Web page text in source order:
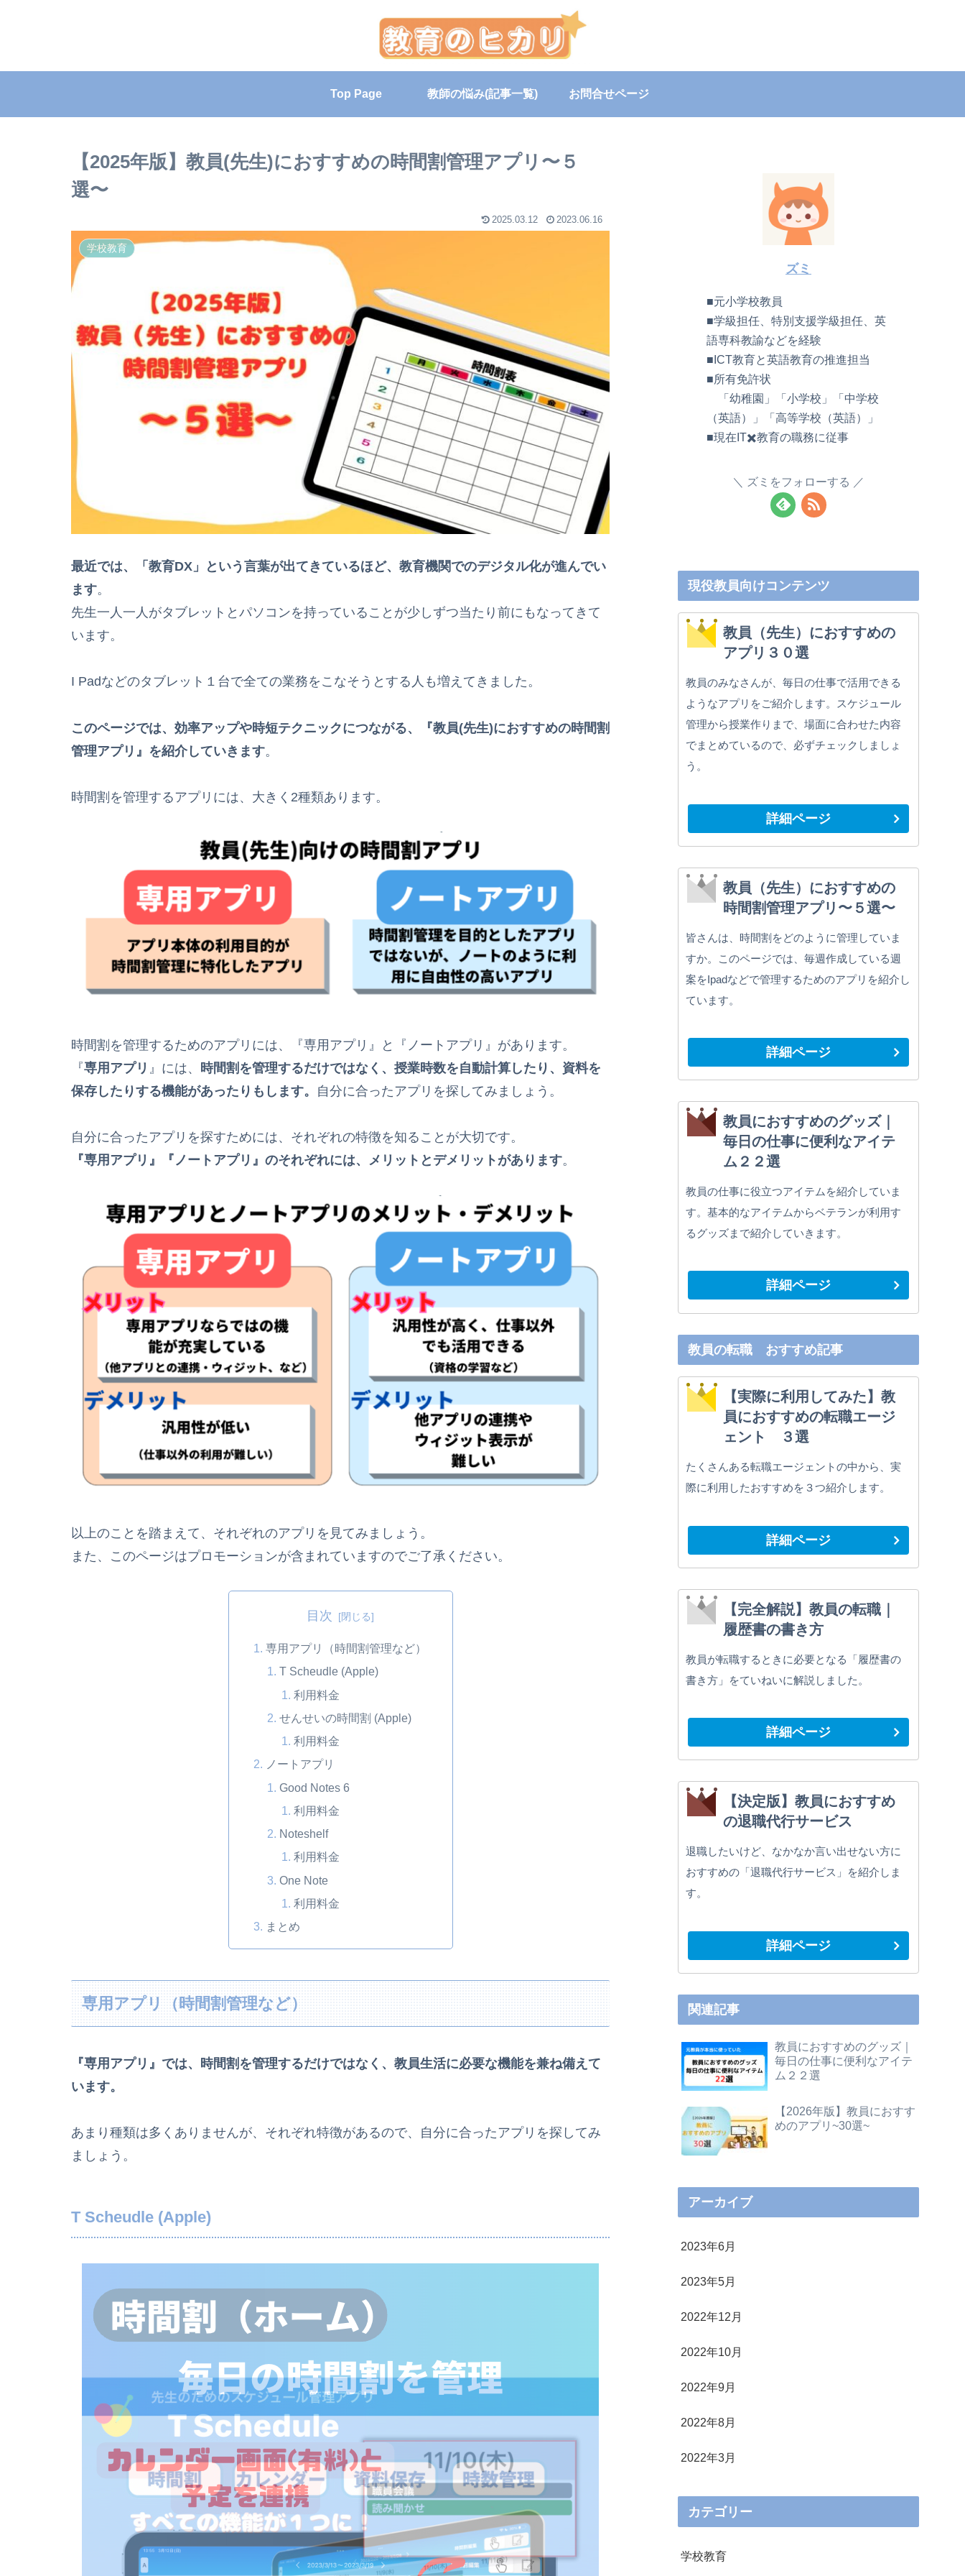
Top Page 教師の悩み(記事一覧) お問合せページ
【2025年版】教員(先生)におすすめの時間割管理アプリ〜５
選〜
2025.03.12 2023.06.16
学校教育
最近では、「教育DX」という言葉が出てきているほど、教育機関でのデジタル化が進んでい
ます。
先生一人一人がタブレットとパソコンを持っていることが少しずつ当たり前にもなってきて
います。
I Padなどのタブレット１台で全ての業務をこなそうとする人も増えてきました。
このページでは、効率アップや時短テクニックにつながる、『教員(先生)におすすめの時間割
管理アプリ』を紹介していきます。
時間割を管理するアプリには、大きく2種類あります。
時間割を管理するためのアプリには、『専用アプリ』と『ノートアプリ』があります。
『専用アプリ 』には、
時間割を管理するだけではなく、授業時数を自動計算したり、資料を
保存したりする機能があったりもします。 自分に合ったアプリを探してみましょう。
自分に合ったアプリを探すためには、それぞれの特徴を知ることが大切です。
『専用アプリ』『ノートアプリ』のそれぞれには、メリットとデメリットがあります。
以上のことを踏まえて、それぞれのアプリを見てみましょう。
また、このページはプロモーションが含まれていますのでご了承ください。
目次
専用アプリ（時間割管理など）
T Scheudle (Apple)
利用料金
せんせいの時間割 (Apple)
利用料金
ノートアプリ
Good Notes 6
利用料金
Noteshelf
利用料金
One Note
利用料金
まとめ
専用アプリ（時間割管理など）
『専用アプリ』では、時間割を管理するだけではなく、教員生活に必要な機能を兼ね備えて
います。
あまり種類は多くありませんが、それぞれ特徴があるので、自分に合ったアプリを探してみ
ましょう。
T Scheudle (Apple)
ズミ
■元小学校教員
■学級担任、特別支援学級担任、英
語専科教諭などを経験
■ICT教育と英語教育の推進担当
■所有免許状
「幼稚園」「小学校」「中学校
（英語）」「高等学校（英語）」
■現在IT✖️教育の職務に従事
ズミをフォローする
現役教員向けコンテンツ
教員（先生）におすすめの
アプリ３０選
教員のみなさんが、毎日の仕事で活用できる
ようなアプリをご紹介します。スケジュール
管理から授業作りまで、場面に合わせた内容
でまとめているので、必ずチェックしましょ
う。
詳細ページ
教員（先生）におすすめの
時間割管理アプリ〜５選〜
皆さんは、時間割をどのように管理していま
すか。このページでは、毎週作成している週
案をIpadなどで管理するためのアプリを紹介し
ています。
詳細ページ
教員におすすめのグッズ｜
毎日の仕事に便利なアイテ
ム２２選
教員の仕事に役立つアイテムを紹介していま
す。基本的なアイテムからベテランが利用す
るグッズまで紹介していきます。
詳細ページ
教員の転職 おすすめ記事
【実際に利用してみた】教
員におすすめの転職エージ
ェント ３選
たくさんある転職エージェントの中から、実
際に利用したおすすめを３つ紹介します。
詳細ページ
【完全解説】教員の転職｜
履歴書の書き方
教員が転職するときに必要となる「履歴書の
書き方」をていねいに解説しました。
詳細ページ
【決定版】教員におすすめ
の退職代行サービス
退職したいけど、なかなか言い出せない方に
おすすめの「退職代行サービス」を紹介しま
す。
詳細ページ
関連記事
教員におすすめのグッズ｜
毎日の仕事に便利なアイテ
ム２２選
【2026年版】教員におすす
めのアプリ~30選~
アーカイブ
2023年6月
2023年5月
2022年12月
2022年10月
2022年9月
2022年8月
2022年3月
カテゴリー
学校教育